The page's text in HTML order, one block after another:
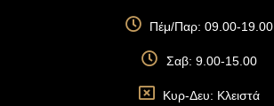
Πέμ/Παρ: 09.00-19.00
Σαβ: 9.00-15.00
Κυρ-Δευ: Κλειστά